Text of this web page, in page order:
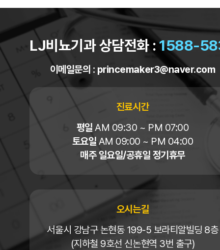
LJ비뇨기과 상담전화 :1588-
이메일문의 : princemaker3@naver.com
진료시간
평일 AM 09:30 ~ PM 07:00
토요일 AM 09:00 ~ PM 04:00
매주 일요일/공휴일 정기휴무
오시는길
서울시 강남구 논현동 199-5 보라티알빌딩 8층
(지하철 9호선 신논현역 3번 출구)